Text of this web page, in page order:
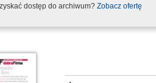
dostęp do archiwum? Zobacz ofertę